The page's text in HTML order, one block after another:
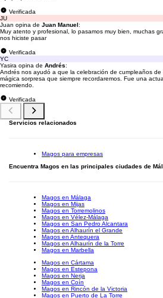
Verificada
JU
Juan opina de Juan Manuel:
Muy atento y profesional, lo pasamos muy bien, muchas
nos hiciste pasar
Verificada
YC
Yasira opina de Andrés:
Andrés nos ayudó a que la celebración de cumpleaños
mágica sorpresa que siempre recordaremos. Fue una
recomiendo.
Verificada
Servicios relacionados
Magos para empresas
Encuentra Magos en las principales ciudades de
Magos en Málaga
Magos en Mijas
Magos en Torremolinos
Magos en Vélez-Málaga
Magos en San Pedro Alcantara
Magos en Alhaurín el Grande
Magos en Antequera
Magos en Alhaurín de la Torre
Magos en Marbella
Magos en Cártama
Magos en Estepona
Magos en Nerja
Magos en Coín
Magos en Rincón de la Victoria
Magos en Puerto de La Torre